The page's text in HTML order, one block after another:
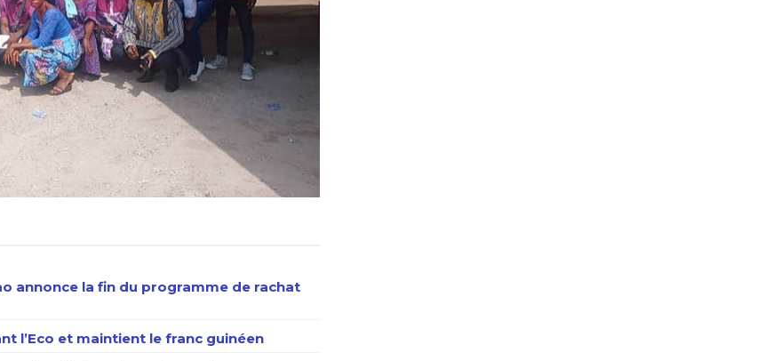
annonce la fin du programme de rachat
l’Eco et maintient le franc guinéen